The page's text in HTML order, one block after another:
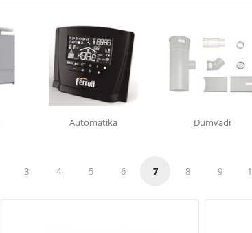
Automātika Dumvādi
3 4 5 6 7 8 9